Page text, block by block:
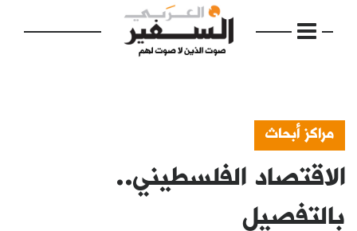
الرئيسية
مواضيع
مراكز أبحاث
الاقتصاد الفلسطيني..
بالتفصيل